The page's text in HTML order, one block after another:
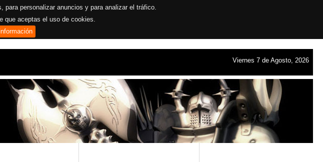
personalizar anuncios y para analizar el tráfico.
que aceptas el uso de cookies.
Viernes 7 de Agosto, 2026